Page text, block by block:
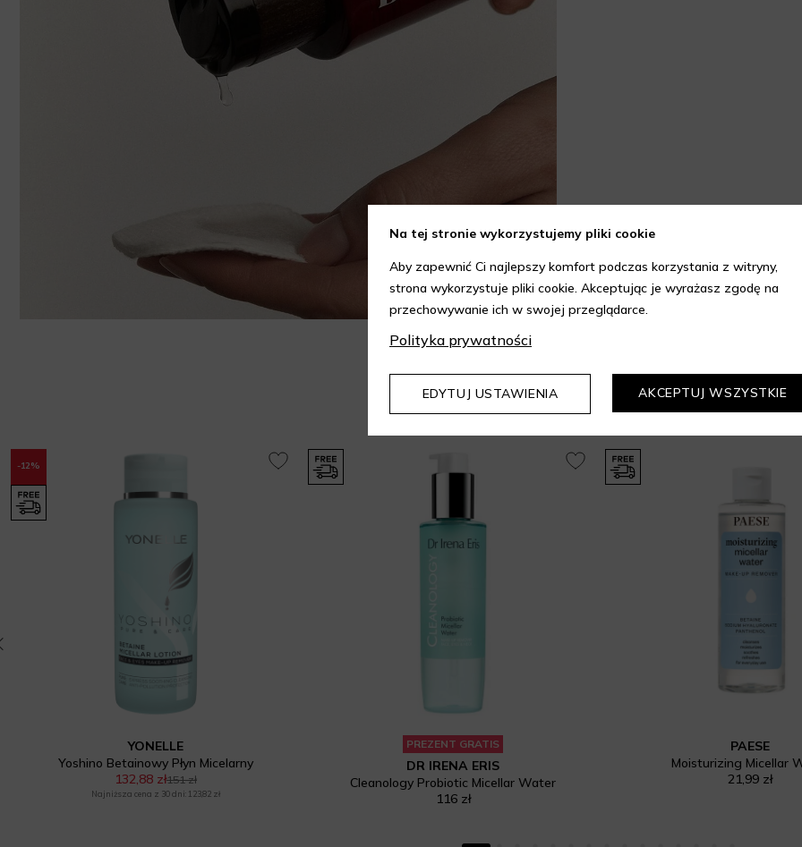
Mogą Cię zainteresować
-12%
YONELLE
Yoshino Betainowy Płyn Micelarny
132,88 zł151 zł
Najniższa cena z 30 dni: 123,82 zł
PREZENT GRATIS
DR IRENA ERIS
Cleanology Probiotic Micellar Water
116 zł
PAESE
Moisturizing Micellar
21,99 zł
Na tej stronie wykorzystujemy pliki cookie
Aby zapewnić Ci najlepszy komfort podczas korzystania z witryny,
strona wykorzystuje pliki cookie. Akceptując je wyrażasz zgodę na
przechowywanie ich w swojej przeglądarce.
Polityka prywatności
EDYTUJ USTAWIENIA AKCEPTUJ WSZYSTKIE